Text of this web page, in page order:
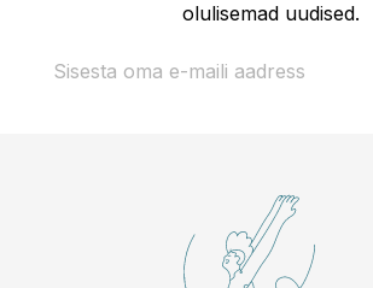
olulisemad uudised.